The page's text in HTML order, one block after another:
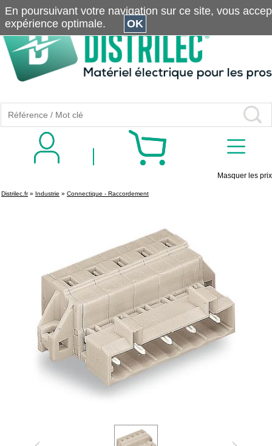
Masquer les prix
Distrilec.fr» Industrie » Connectique - Raccordement
En poursuivant votre navigation sur ce site, vous
expérience optimale.
OK